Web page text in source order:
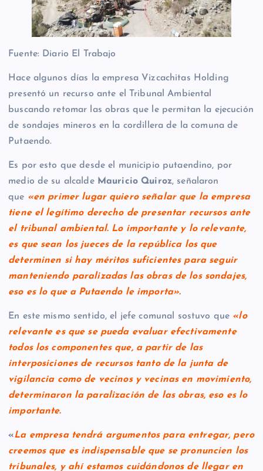
Fuente: Diario El Trabajo
Hace algunos días la empresa Vizcachitas Holding
presentó un recurso ante el Tribunal Ambiental
buscando retomar las obras que le permitan la ejecución
de sondajes mineros en la cordillera de la comuna de
Putaendo.
Es por esto que desde el municipio putaendino, por
medio de su alcalde Mauricio Quiroz, señalaron
que «en primer lugar quiero señalar que la empresa
tiene el legítimo derecho de presentar recursos ante
el tribunal ambiental. Lo importante y lo relevante,
es que sean los jueces de la república los que
determinen si hay méritos suficientes para seguir
manteniendo paralizadas las obras de los sondajes,
eso es lo que a Putaendo le importa».
En este mismo sentido, el jefe comunal sostuvo que «lo
relevante es que se pueda evaluar efectivamente
todos los componentes que, a partir de las
interposiciones de recursos tanto de la junta de
vigilancia como de vecinos y vecinas en movimiento,
determinaron la paralización de las obras, eso es lo
importante.
«La empresa tendrá argumentos para entregar, pero
creemos que es indispensable que se pronuncien los
tribunales, y ahí estamos cuidándonos de llegar en